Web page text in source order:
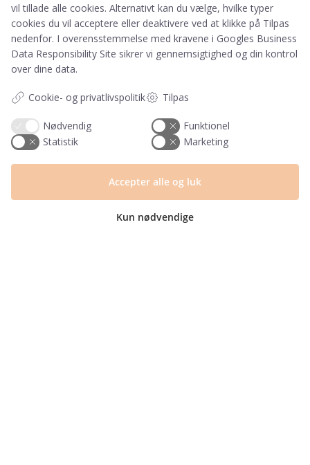
+45 60 15 72 04
Telefon & mail besvares I tidsrummet:
Mandag – Fredag: 10.00 – 15.00
kundeservice@prikogstreg.dk
Information
Tryktider
Handelsbetingelser og FAQ
Om os
vil tillade alle cookies. Alternativt kan du vælge, hvilke typer
cookies du vil acceptere eller deaktivere ved at klikke på Tilpas
nedenfor. I overensstemmelse med kravene i Googles Business
Data Responsibility Site sikrer vi gennemsigtighed og din kontrol
over dine data.
Cookie- og privatlivspolitik Tilpas
Nødvendig
Funktionel
Statistik
Marketing
Kun nødvendige
Accepter alle og luk